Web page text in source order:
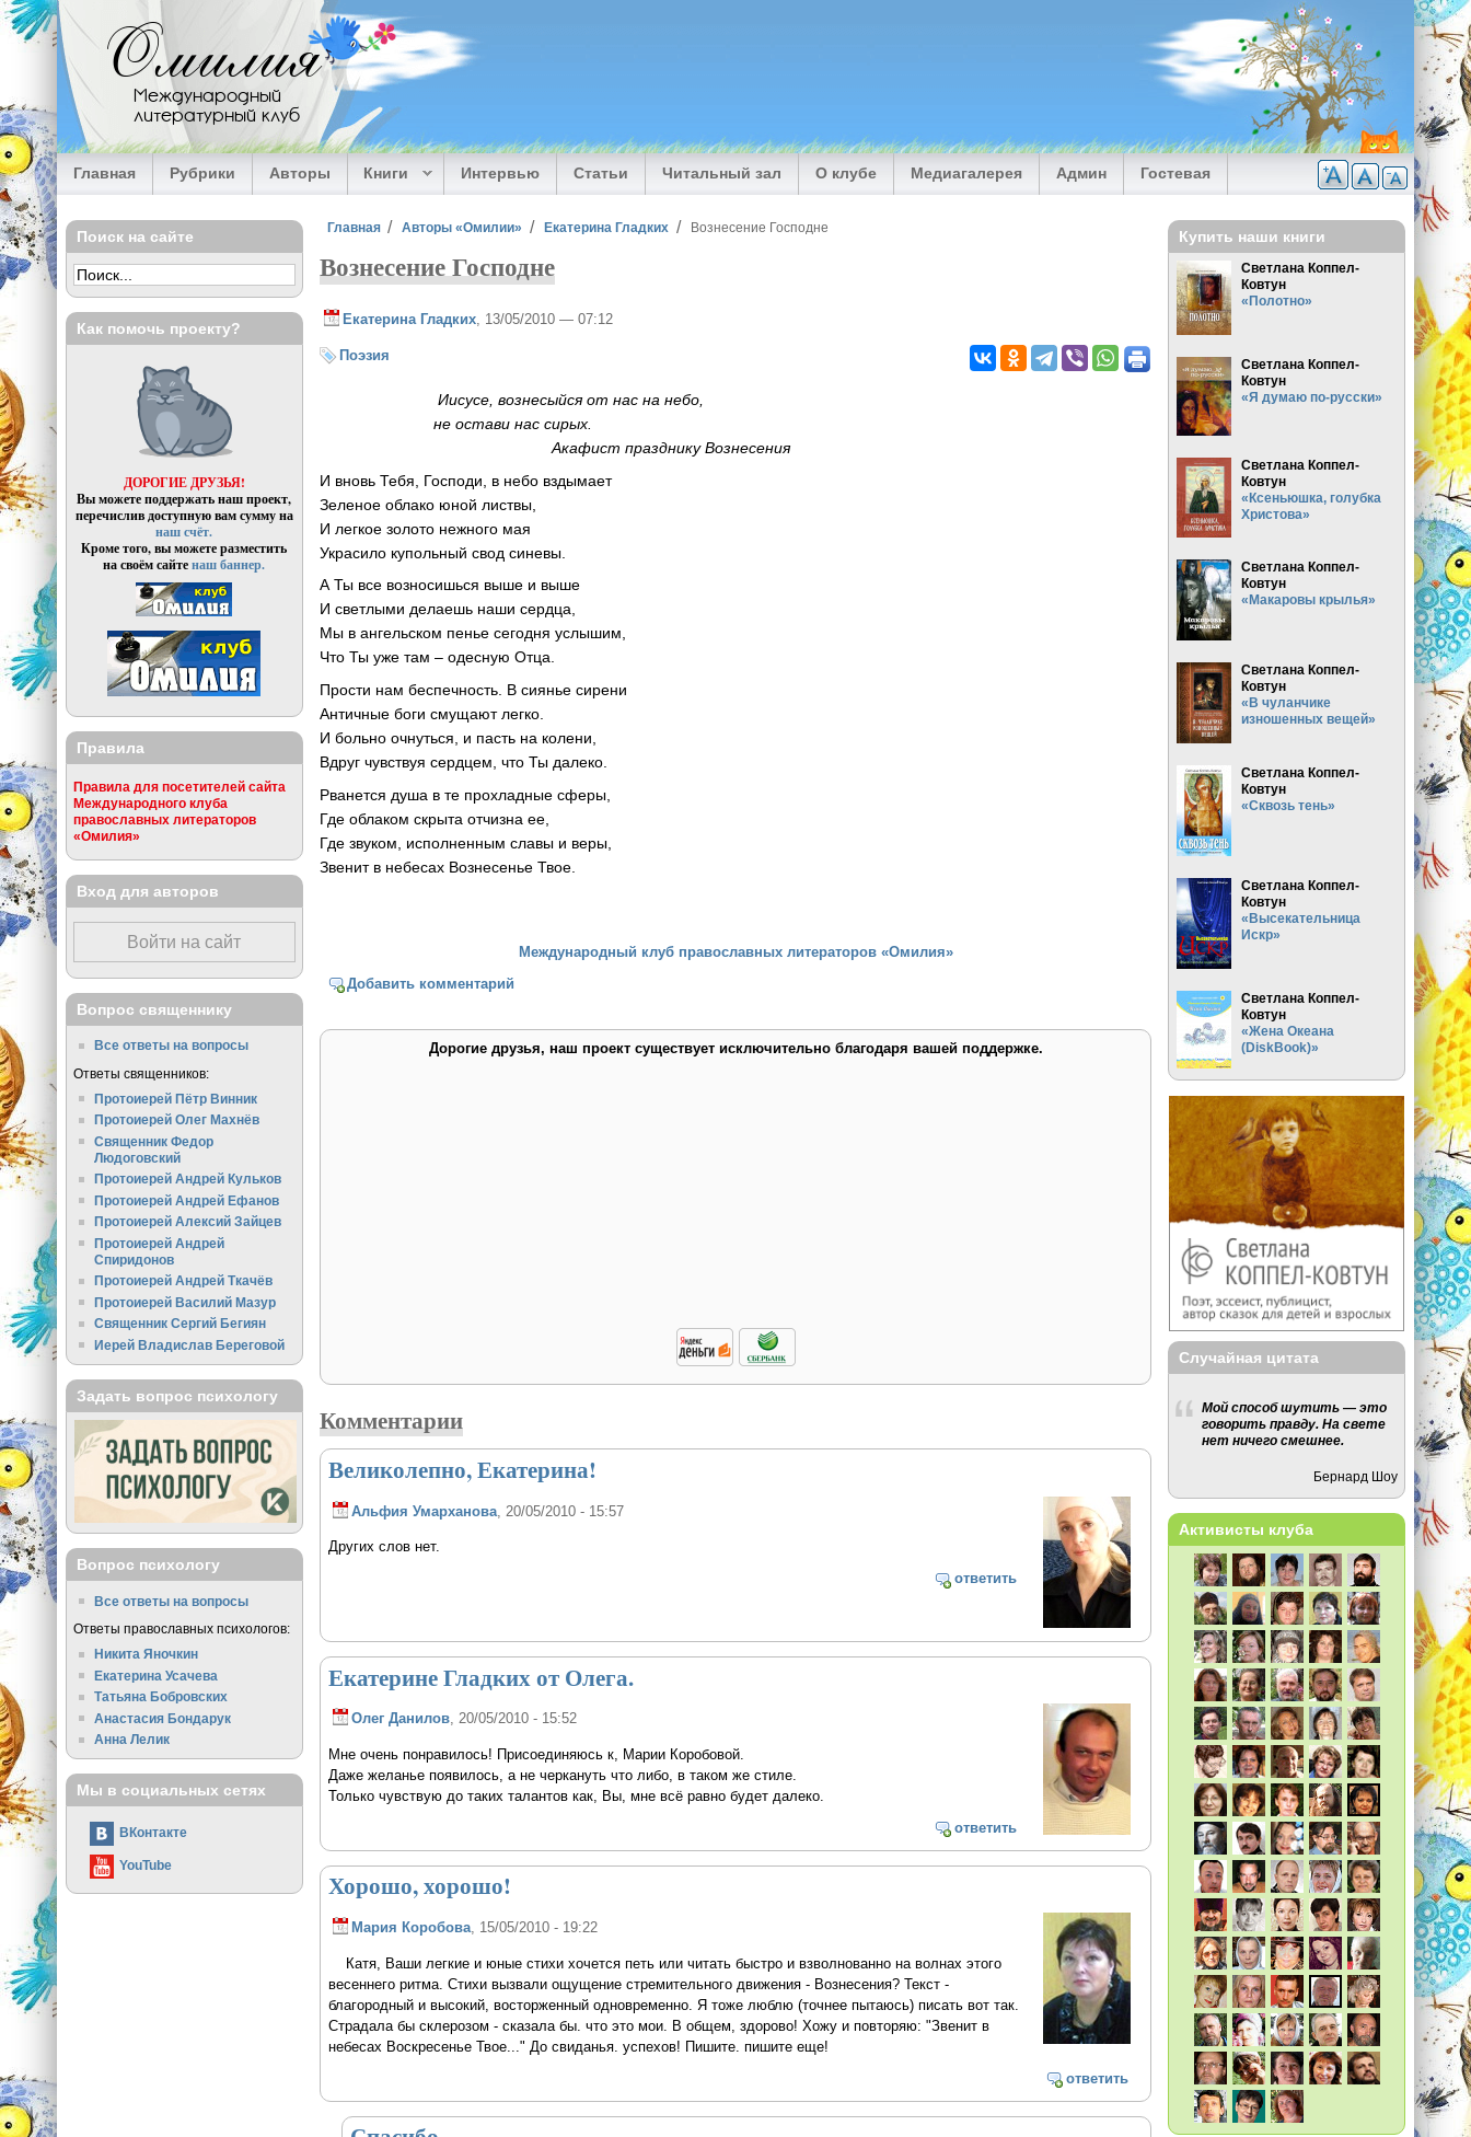
Перейти к основному содержанию
Омилия
Международный
литературный клуб
Главная Рубрики Авторы Книги Интервью Статьи Читальный зал О клубе Медиагалерея Админ Гостевая
Вы здесь
Главная Авторы «Омилии» Екатерина Гладких Вознесение Господне
Вознесение Господне
Екатерина Гладких , 13/05/2010 — 07:12
Поэзия
Иисусе, вознесыйся от нас на небо,
не остави нас сирых.
Акафист празднику Вознесения
И вновь Тебя, Господи, в небо вздымает
Зеленое облако юной листвы,
И легкое золото нежного мая
Украсило купольный свод синевы.
А Ты все возносишься выше и выше
И светлыми делаешь наши сердца,
Мы в ангельском пенье сегодня услышим,
Что Ты уже там – одесную Отца.
Прости нам беспечность. В сиянье сирени
Античные боги смущают легко.
И больно очнуться, и пасть на колени,
Вдруг чувствуя сердцем, что Ты далеко.
Рванется душа в те прохладные сферы,
Где облаком скрыта отчизна ее,
Где звуком, исполненным славы и веры,
Звенит в небесах Вознесенье Твое.
Международный клуб православных литераторов «Омилия»
Добавить комментарий
Дорогие друзья, наш проект существует исключительно благодаря вашей поддержке.
Комментарии
Великолепно, Екатерина!
Альфия Умарханова, 20/05/2010 - 15:57
Других слов нет.
ответить
Екатерине Гладких от Олега.
Олег Данилов, 20/05/2010 - 15:52
Мне очень понравилось! Присоединяюсь к, Марии Коробовой.
Даже желанье появилось, а не черкануть что либо, в таком же стиле.
Только чувствую до таких талантов как, Вы, мне всё равно будет далеко.
ответить
Хорошо, хорошо!
Мария Коробова, 15/05/2010 - 19:22
Катя, Ваши легкие и юные стихи хочется петь или читать быстро и взволнованно на волнах этого
весеннего ритма. Стихи вызвали ощущение стремительного движения - Вознесения? Текст -
благородный и высокий, восторженный одновременно. Я тоже люблю (точнее пытаюсь) писать вот так.
Страдала бы склерозом - сказала бы. что это мои. В общем, здорово! Хожу и повторяю: "Звенит в
небесах Воскресенье Твое..." До свиданья. успехов! Пишите. пишите еще!
ответить
Поиск на сайте
Как помочь проекту?
ДОРОГИЕ ДРУЗЬЯ!
Вы можете поддержать наш проект,
перечислив доступную вам сумму на
наш счёт.
Кроме того, вы можете разместить
на своём сайтенаш баннер.
Правила
Правила для посетителей сайта
Международного клуба
православных литераторов
«Омилия»
Вход для авторов
Войти на сайт
Вопрос священнику
Все ответы на вопросы
Ответы священников:
Протоиерей Пётр Винник
Протоиерей Олег Махнёв
Священник Федор
Людоговский
Протоиерей Андрей Кульков
Протоиерей Андрей Ефанов
Протоиерей Алексий Зайцев
Протоиерей Андрей
Спиридонов
Протоиерей Андрей Ткачёв
Протоиерей Василий Мазур
Священник Сергий Бегиян
Иерей Владислав Береговой
Задать вопрос психологу
Вопрос психологу
Все ответы на вопросы
Ответы православных психологов:
Никита Яночкин
Екатерина Усачева
Татьяна Бобровских
Анастасия Бондарук
Анна Лелик
Мы в социальных сетях
ВКонтакте
YouTube
Купить наши книги
Светлана Коппел-
Ковтун
«Полотно»
Светлана Коппел-
Ковтун
«Я думаю по-русски»
Светлана Коппел-
Ковтун
«Ксеньюшка, голубка
Христова»
Светлана Коппел-
Ковтун
«Макаровы крылья»
Светлана Коппел-
Ковтун
«В чуланчике
изношенных вещей»
Светлана Коппел-
Ковтун
«Сквозь тень»
Светлана Коппел-
Ковтун
«Высекательница
Искр»
Светлана Коппел-
Ковтун
«Жена Океана
(DiskBook)»
Случайная цитата
Мой способ шутить — это
говорить правду. На свете
нет ничего смешнее.
Бернард Шоу
Активисты клуба